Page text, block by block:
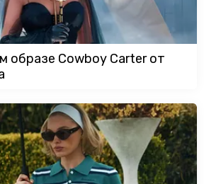
образе Cowboy Carter от